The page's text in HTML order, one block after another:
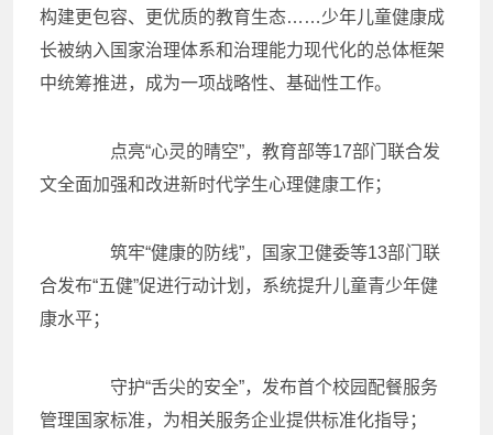
构建更包容、更优质的教育生态……少年儿童健康成
长被纳入国家治理体系和治理能力现代化的总体框架
中统筹推进，成为一项战略性、基础性工作。
点亮“心灵的晴空”，教育部等17部门联合发
文全面加强和改进新时代学生心理健康工作；
筑牢“健康的防线”，国家卫健委等13部门联
合发布“五健”促进行动计划，系统提升儿童青少年健
康水平；
守护“舌尖的安全”，发布首个校园配餐服务
管理国家标准，为相关服务企业提供标准化指导；